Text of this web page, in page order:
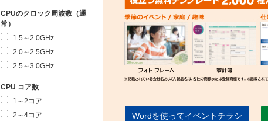
CPUのクロック周波数（通
常）
1.5～2.0GHz
2.0～2.5GHz
2.5～3.0GHz
CPU コア数
1～2コア
2～4コア
Wordを使ってイベントチラシ